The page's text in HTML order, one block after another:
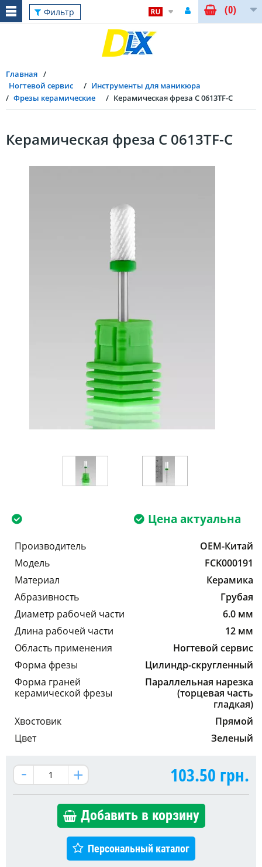
Фильтр (0)
Главная
Ногтевой сервис
Инструменты для маникюра
Фрезы керамические
Керамическая фреза С 0613ТF-С
Керамическая фреза С 0613ТF-С
Цена актуальна
Производитель
OEM-Китай
Модель
FCK000191
Материал
Керамика
Абразивность
Грубая
Диаметр рабочей части
6.0 мм
Длина рабочей части
12 мм
Область применения
Ногтевой сервис
Форма фрезы
Цилиндр-скругленный
Форма граней
керамической фрезы
Параллельная нарезка
(торцевая часть
гладкая)
Хвостовик
Прямой
Цвет
Зеленый
103.50 грн.
Добавить в корзину
Персональный каталог